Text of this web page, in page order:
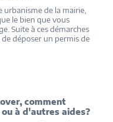
urbanisme de la mairie,
le bien que vous
Suite à ces démarches
déposer un permis de
comment
à d'autres aides?